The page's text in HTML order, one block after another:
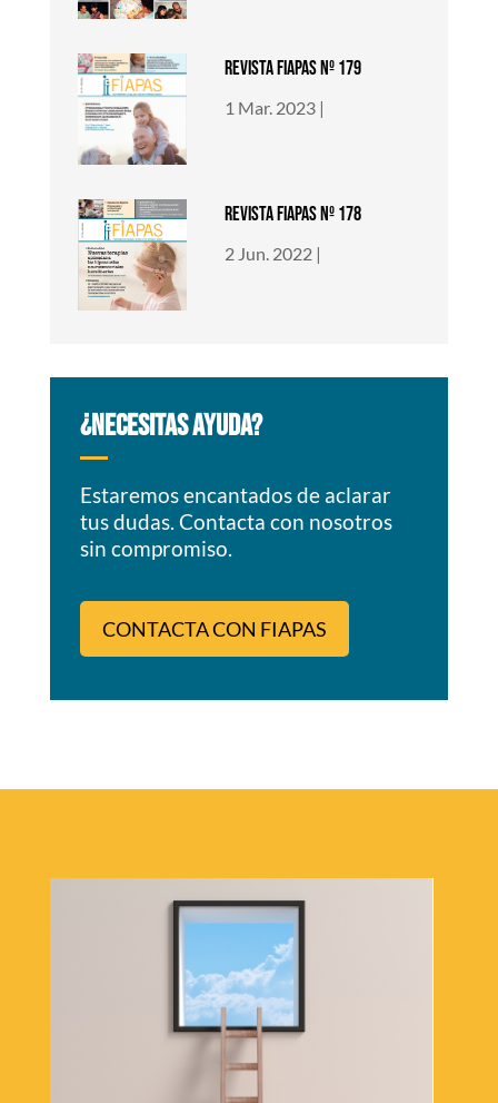
REVISTA FIAPAS nº 179
1 Mar. 2023 |
REVISTA FIAPAS nº 178
2 Jun. 2022 |
¿NECESITAS AYUDA?
Estaremos encantados de aclarar
tus dudas. Contacta con nosotros
sin compromiso.
CONTACTA CON FIAPAS